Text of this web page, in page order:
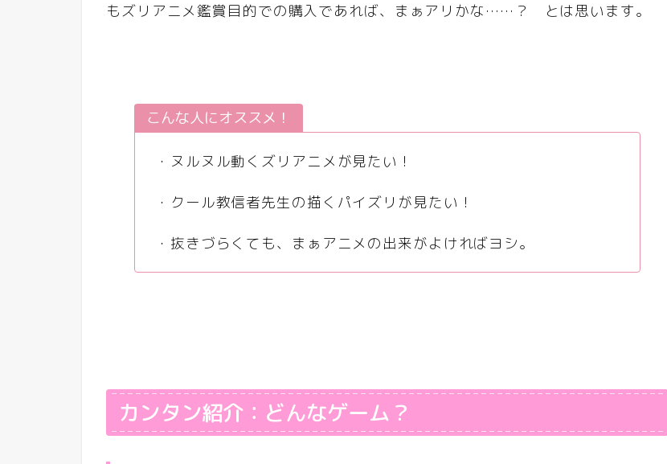
もズリアニメ鑑賞目的での購入であれば、まぁアリかな……？ とは思います。
こんな人にオススメ！
・ヌルヌル動くズリアニメが見たい！
・クール教信者先生の描くパイズリが見たい！
・抜きづらくても、まぁアニメの出来がよければヨシ。
カンタン紹介：どんなゲーム？